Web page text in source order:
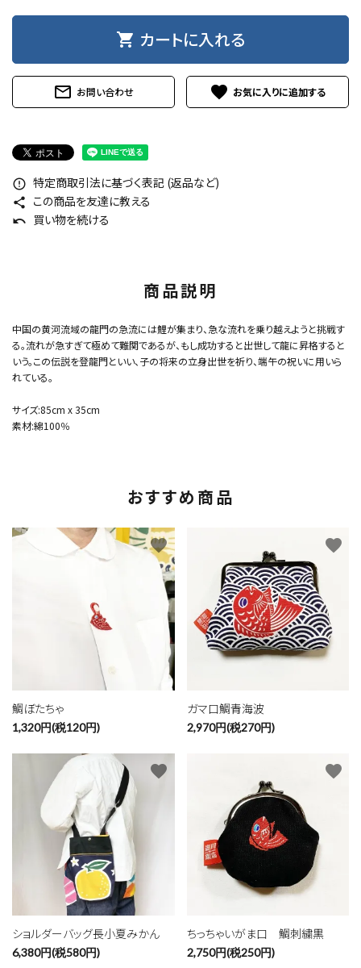
shopping_cart カートに入れる
mail_outline お問い合わせ favorite
error_outline 特定商取引法に基づく表記 (返品など)
share この商品を友達に教える
undo 買い物を続ける
商品説明
中国の黄河流域の龍門の急流には鯉が集まり、急な流れを乗り越えようと挑戦す
る。流れが急すぎて極めて難関であるが、もし成功すると出世して龍に昇格すると
いう。この伝説を登龍門といい、子の将来の立身出世を祈り、端午の祝いに用いら
れている。
サイズ:85cm x 35cm
素材:綿100％
おすすめ商品
鯛ぼたちゃ
1,320円(税120円)
favorite
ガマ口鯛青海波
2,970円(税270円)
favorite
ショルダーバッグ長小夏みかん
6,380円(税580円)
favorite
ちっちゃいがま口 鯛刺繍黒
2,750円(税250円)
favorite